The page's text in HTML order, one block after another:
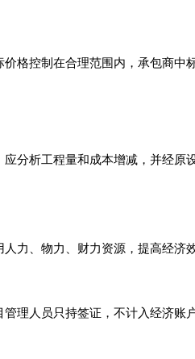
格控制在合理范围内，承包商中
分析工程量和成本增减，并经原
力、物力、财力资源，提高经济效
理人员只持签证，不计入经济账